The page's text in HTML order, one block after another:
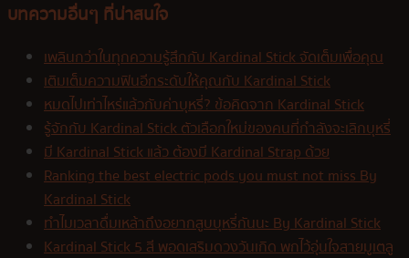
บทความอื่นๆ ที่น่าสนใจ
เพลินกว่าในทุกความรู้สึกกับ Kardinal Stick จัดเต็มเพื่อคุณ
เติมเต็มความฟินอีกระดับให้คุณกับ Kardinal Stick
หมดไปเท่าไหร่แล้วกับค่าบุหรี่? ข้อคิดจาก Kardinal Stick
รู้จักกับ Kardinal Stick ตัวเลือกใหม่ของคนที่กำลังจะเลิกบุหรี่
มี Kardinal Stick แล้ว ต้องมี Kardinal Strap ด้วย
Ranking the best electric pods you must not miss By
Kardinal Stick
ทำไมเวลาดื่มเหล้าถึงอยากสูบบุหรี่กันนะ By Kardinal Stick
Kardinal Stick 5 สี พอดเสริมดวงวันเกิด พกไว้อุ่นใจสายมูเตลู